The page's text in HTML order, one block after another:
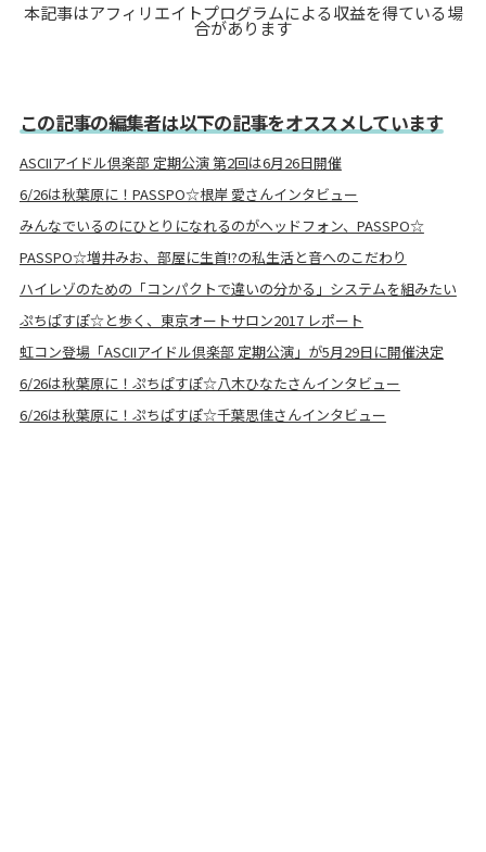
本記事はアフィリエイトプログラムによる収益を得ている場
合があります
この記事の編集者は以下の記事をオススメしています
ASCIIアイドル倶楽部 定期公演 第2回は6月26日開催
6/26は秋葉原に！PASSPO☆根岸 愛さんインタビュー
みんなでいるのにひとりになれるのがヘッドフォン、PASSPO☆
PASSPO☆増井みお、部屋に生首!?の私生活と音へのこだわり
ハイレゾのための「コンパクトで違いの分かる」システムを組みたい
ぷちぱすぽ☆と歩く、東京オートサロン2017 レポート
虹コン登場「ASCIIアイドル倶楽部 定期公演」が5月29日に開催決定
6/26は秋葉原に！ぷちぱすぽ☆八木ひなたさんインタビュー
6/26は秋葉原に！ぷちぱすぽ☆千葉思佳さんインタビュー